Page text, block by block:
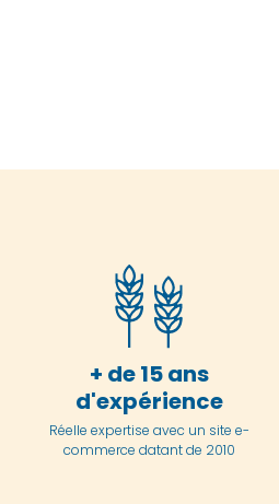
+ de 15 ans
d'expérience
Réelle expertise avec un site e-
commerce datant de 2010